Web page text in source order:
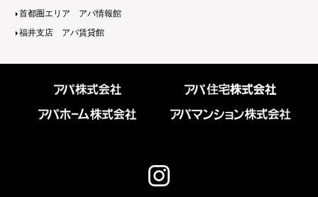
首都圏エリア アパ情報館
福井支店 アパ賃貸館